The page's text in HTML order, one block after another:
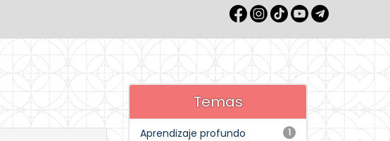
Temas
1
Aprendizaje profundo